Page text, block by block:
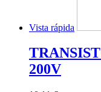
Vista rápida
200V